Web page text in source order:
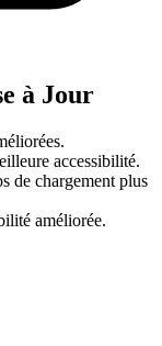
à Jour
accessibilité.
de chargement plus
améliorée.